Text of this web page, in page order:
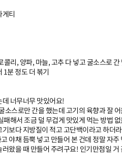
게티
콜리, 양파, 마늘, 고추 다 넣고 굴소스로 간
1분 정도 더 볶기
너무너무 맛있어요!
소스로만 간을 했는데 고기의 육향과 잘
패해서 조금 덜 무겁게 맛있게 먹는 방법
기보다 지방질이 적고 고단백이라고 하더
야채 듬뿍 넣고 만들어 본 건데 정말 자주
러왔을 때 만들어 주려구요! 인기만점일 거